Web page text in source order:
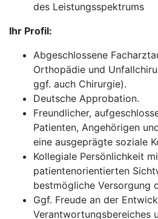
des Leistungsspektrums
Ihr Profil:
Abgeschlossene
Orthopädie und
ggf. auch Chirurgie).
Deutsche Approbation.
Freundlicher,
Patienten, Angehörigen
eine ausgeprägte soziale
Kollegiale Persönlichkeit
patientenorientierten
bestmögliche Versorgung
Ggf. Freude an der
Verantwortungsbereiches